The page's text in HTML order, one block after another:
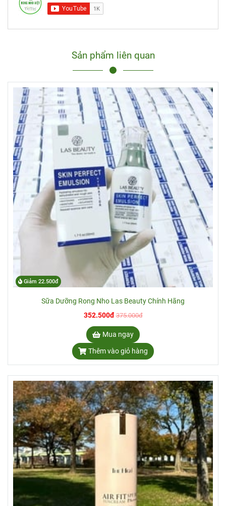
Sản phẩm liên quan
Giảm 22.500đ
Sữa Dưỡng Rong Nho Las Beauty Chính Hãng
352.500đ 375.000đ
Mua ngay
Thêm vào giỏ hàng